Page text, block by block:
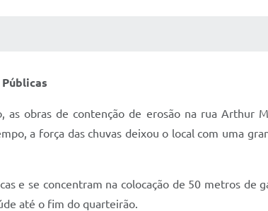
obras de contenção de erosão na rua Arthur
a força das chuvas deixou o local com uma
e se concentram na colocação de 50 metros de
até o fim do quarteirão.